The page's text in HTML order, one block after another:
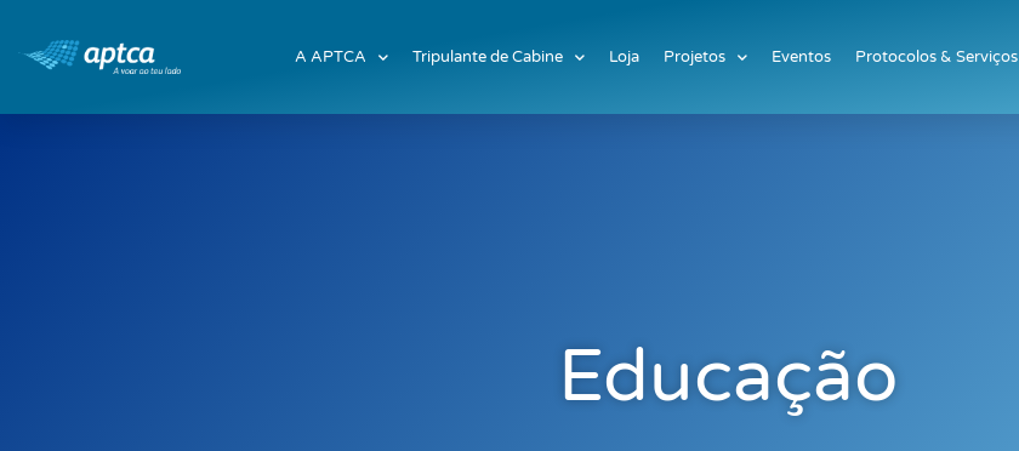
A APTCA Tripulante de Cabine Loja Projetos Eventos Protocolos & Serviços
Educação